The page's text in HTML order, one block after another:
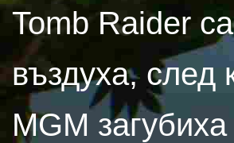
Tomb Raider
въздуха, след
MGM загубиха